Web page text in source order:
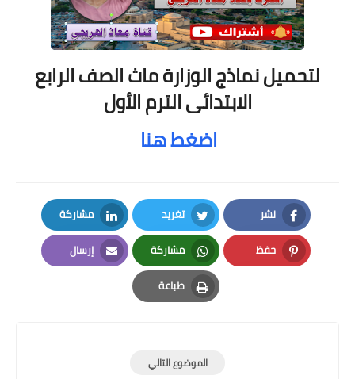
لتحميل نماذج الوزارة ماث الصف الرابع
الابتدائى الترم الأول
اضغط هنا
نشر
Facebook
تغريد
Twitter
مشاركة
LinkedIn
حفظ
Pinterest
مشاركة
Whatsapp
إرسال
Email
طباعة
Print
الموضوع التالي